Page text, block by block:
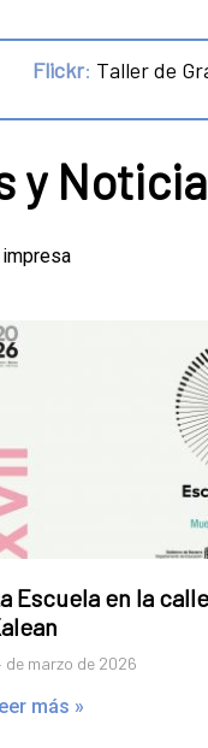
Flickr: Taller de
y
Escuela en la
de marzo de 2026
más »